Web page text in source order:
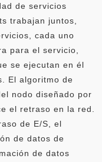
de servicios
trabajan juntos,
cada uno
para el servicio,
se ejecutan en él
El algoritmo de
nodo diseñado por
el retraso en la red.
de E/S, el
de datos de
de datos